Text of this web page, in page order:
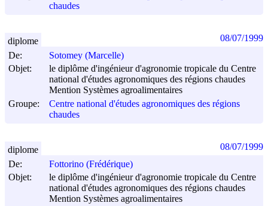
chaudes
De:
Sotomey (Marcelle)
Objet:
le diplôme d'ingénieur d'agronomie tropicale du Centre
national d'études agronomiques des régions chaudes
Mention Systèmes agroalimentaires
Groupe:
Centre national d'études agronomiques des régions
chaudes
diplome 08/07/1999
De:
Fottorino (Frédérique)
Objet:
le diplôme d'ingénieur d'agronomie tropicale du Centre
national d'études agronomiques des régions chaudes
Mention Systèmes agroalimentaires
diplome 08/07/1999